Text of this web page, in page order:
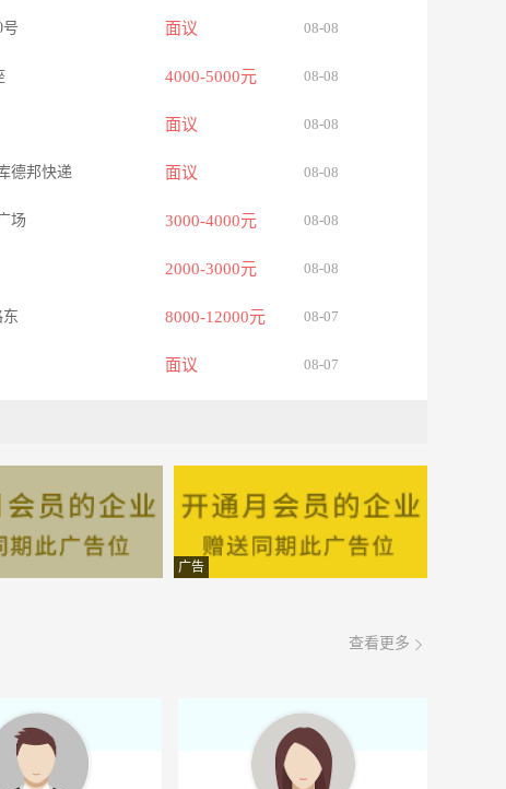
面议 08-08
4000-5000元 08-08
面议 08-08
德邦快递 面议 08-08
场 3000-4000元 08-08
2000-3000元 08-08
8000-12000元 08-07
面议 08-07
侧信盈大厦611 4000-5000元 08-07
5000-8000元 08-07
08-07
广告
查看更多